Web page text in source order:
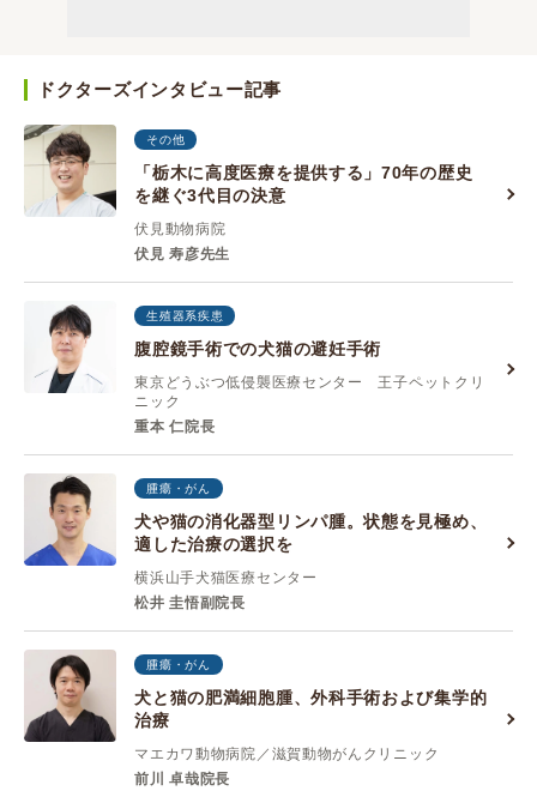
ドクターズインタビュー記事
その他
「栃木に高度医療を提供する」70年の歴史
を継ぐ3代目の決意
伏見動物病院
伏見 寿彦先生
生殖器系疾患
腹腔鏡手術での犬猫の避妊手術
東京どうぶつ低侵襲医療センター 王子ペットクリ
ニック
重本 仁院長
腫瘍・がん
犬や猫の消化器型リンパ腫。状態を見極め、
適した治療の選択を
横浜山手犬猫医療センター
松井 圭悟副院長
腫瘍・がん
犬と猫の肥満細胞腫、外科手術および集学的
治療
マエカワ動物病院／滋賀動物がんクリニック
前川 卓哉院長